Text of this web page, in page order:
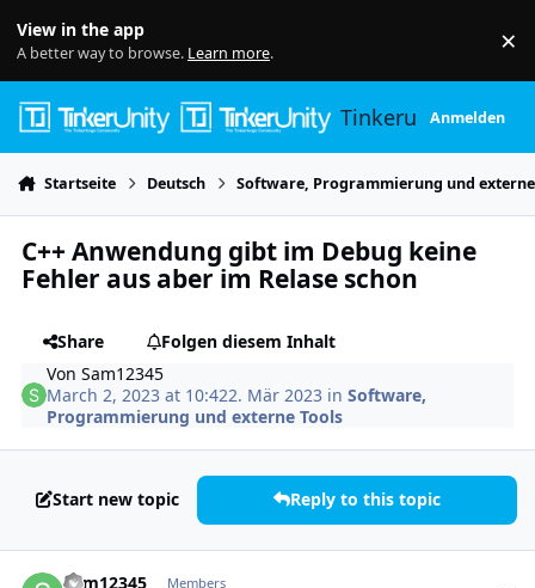
View in the app
A better way to browse. Learn more. ×
TinkerunityAnmelden
Startseite Deutsch Software, Programmierung und
C++ Anwendung gibt im Debug keine
Fehler aus aber im Relase schon
Share
Folgen diesem Inhalt
VonSam12345
March 2, 2023 at 10:422. Mär 2023 inSoftware,
Programmierung und externe Tools
Start new topic Reply to this topic
Sam12345 Members